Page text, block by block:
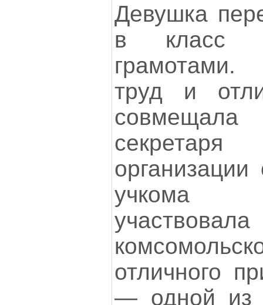
Девушка
в класс
грамотами.
труд и
секретаря
учкома
отличного
— одной из